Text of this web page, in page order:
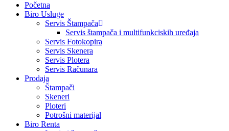
Početna
Biro Usluge
Servis Štampača
Servis štampača i multifunkciskih uređaja
Servis Fotokopira
Servis Skenera
Servis Plotera
Servis Računara
Prodaja
Štampači
Skeneri
Ploteri
Potrošni materijal
Biro Renta